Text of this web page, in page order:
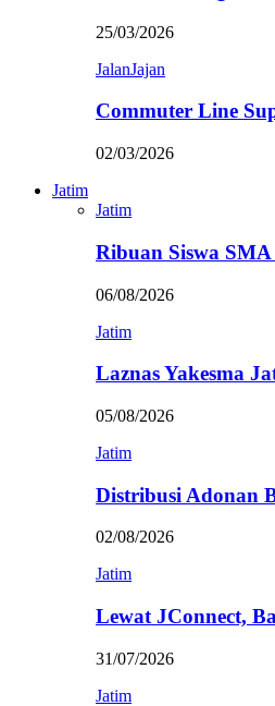
25/03/2026
JalanJajan
Commuter Line
02/03/2026
Jatim
Jatim
Ribuan Siswa
06/08/2026
Jatim
Laznas Yakesma
05/08/2026
Jatim
Distribusi Adonan
02/08/2026
Jatim
Lewat JConnect,
31/07/2026
Jatim